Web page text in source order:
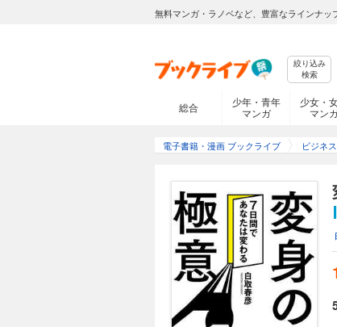
無料マンガ・ラノベなど、豊富なラインナッ
絞り込み
検索
総合
少年・青年
マンガ
少女・
マン
電子書籍・漫画 ブックライブ ビジネ